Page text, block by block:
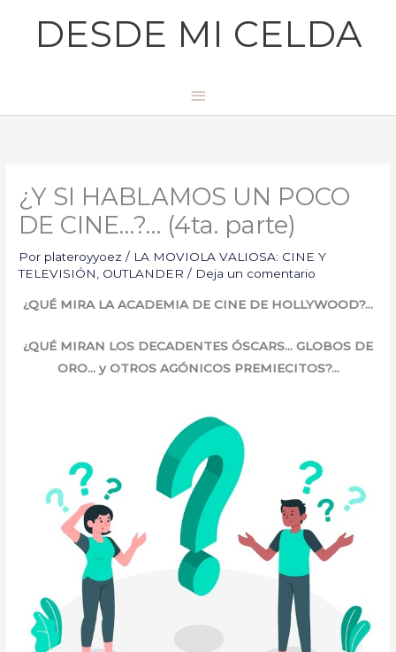
DESDE MI CELDA
Menú
principal
¿Y SI HABLAMOS UN POCO
DE CINE…?… (4ta. parte)
Por plateroyyoez/ LA MOVIOLA VALIOSA: CINE Y
TELEVISIÓN
OUTLANDER / Deja un comentario
¿QUÉ MIRA LA ACADEMIA DE CINE DE HOLLYWOOD?…
¿QUÉ MIRAN LOS DECADENTES ÓSCARS… GLOBOS DE
ORO… y OTROS AGÓNICOS PREMIECITOS?…